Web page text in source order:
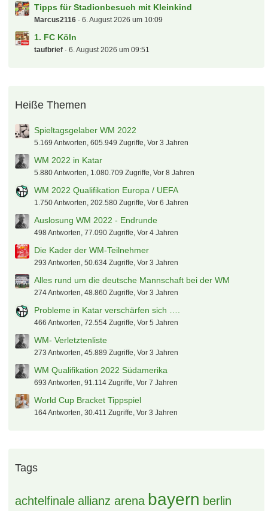
Tipps für Stadionbesuch mit Kleinkind
Marcus2116 6. August 2026 um 10:09
1. FC Köln
taufbrief 6. August 2026 um 09:51
Heiße Themen
Spieltagsgelaber WM 2022
5.169 Antworten, 605.949 Zugriffe, Vor 3 Jahren
WM 2022 in Katar
5.880 Antworten, 1.080.709 Zugriffe, Vor 8 Jahren
WM 2022 Qualifikation Europa / UEFA
1.750 Antworten, 202.580 Zugriffe, Vor 6 Jahren
Auslosung WM 2022 - Endrunde
498 Antworten, 77.090 Zugriffe, Vor 4 Jahren
Die Kader der WM-Teilnehmer
293 Antworten, 50.634 Zugriffe, Vor 3 Jahren
Alles rund um die deutsche Mannschaft bei der WM
274 Antworten, 48.860 Zugriffe, Vor 3 Jahren
Probleme in Katar verschärfen sich ….
466 Antworten, 72.554 Zugriffe, Vor 5 Jahren
WM- Verletztenliste
273 Antworten, 45.889 Zugriffe, Vor 3 Jahren
WM Qualifikation 2022 Südamerika
693 Antworten, 91.114 Zugriffe, Vor 7 Jahren
World Cup Bracket Tippspiel
164 Antworten, 30.411 Zugriffe, Vor 3 Jahren
Tags
achtelfinale allianz arena bayern berlin